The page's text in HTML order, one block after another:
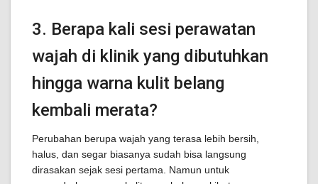
3. Berapa kali sesi perawatan
wajah di klinik yang dibutuhkan
hingga warna kulit belang
kembali merata?
Perubahan berupa wajah yang terasa lebih bersih,
halus, dan segar biasanya sudah bisa langsung
dirasakan sejak sesi pertama. Namun untuk